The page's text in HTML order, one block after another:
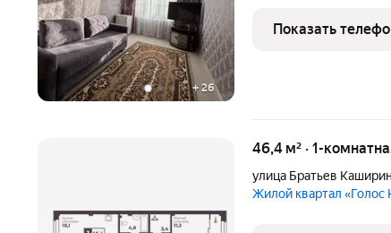
+ 26
на неё посмотреть
идеальном состоянии:
Показать
46,4 м² · 1-
улица Братьев
Жилой квартал